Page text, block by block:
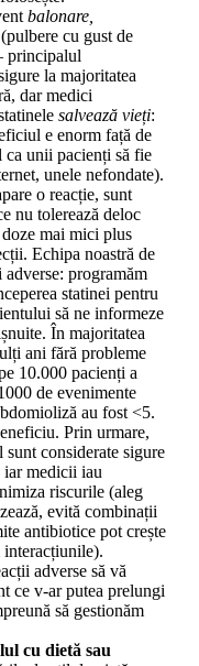
balonare,
cu gust de
principalul
la majoritatea
dar medici
salvează vieți:
e enorm față de
unii pacienți să fie
unele nefondate).
o reacție, sunt
nu tolerează deloc
mai mici plus
Echipa noastră de
programăm
statinei pentru
să ne informeze
În majoritatea
ani fără probleme
10.000 pacienți a
de evenimente
au fost <5.
Prin urmare,
sunt considerate sigure
medicii iau
riscurile (aleg
evită combinații
antibiotice pot crește
interacțiunile).
adverse să vă
ce v-ar putea prelungi
să gestionăm
cu dietă sau